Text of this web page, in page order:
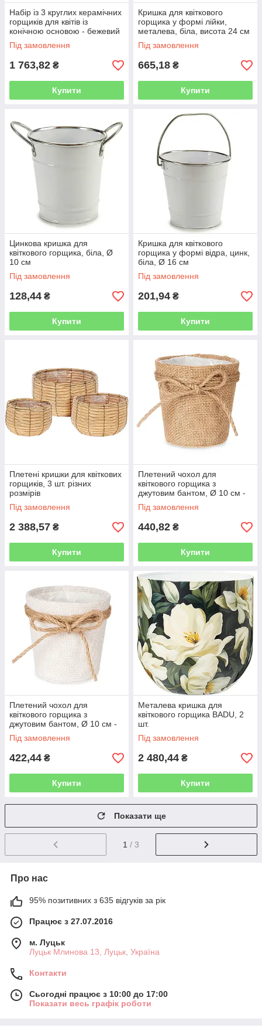
Набір із 3 круглих керамічних
горщиків для квітів із
конічною основою - бежевий
Під замовлення
1 763,82 ₴
Купити
Кришка для квіткового
горщика у формі лійки,
металева, біла, висота 24 см
Під замовлення
665,18 ₴
Купити
Цинкова кришка для
квіткового горщика, біла, Ø
10 см
Під замовлення
128,44 ₴
Купити
Кришка для квіткового
горщика у формі відра, цинк,
біла, Ø 16 см
Під замовлення
201,94 ₴
Купити
Плетені кришки для квіткових
горщиків, 3 шт. різних
розмірів
Під замовлення
2 388,57 ₴
Купити
Плетений чохол для
квіткового горщика з
джутовим бантом, Ø 10 см -
коричневий
Під замовлення
440,82 ₴
Купити
Плетений чохол для
квіткового горщика з
джутовим бантом, Ø 10 см -
білий
Під замовлення
422,44 ₴
Купити
Металева кришка для
квіткового горщика BADU, 2
шт.
Під замовлення
2 480,44 ₴
Купити
Показати ще
1 / 3
Про нас
95% позитивних з 635 відгуків за рік
Працює з 27.07.2016
м. Луцьк
Луцьк Млинова 13, Луцьк, Україна
Контакти
Сьогодні працює з 10:00 до 17:00
Показати весь графік роботи